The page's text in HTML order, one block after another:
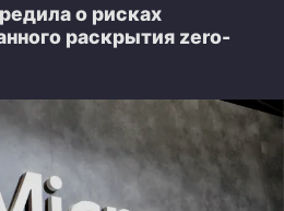
о рисках
раскрытия zero-